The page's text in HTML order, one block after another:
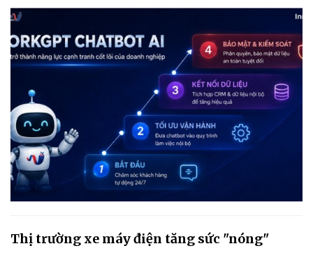
Thị trường xe máy điện tăng sức "nóng"